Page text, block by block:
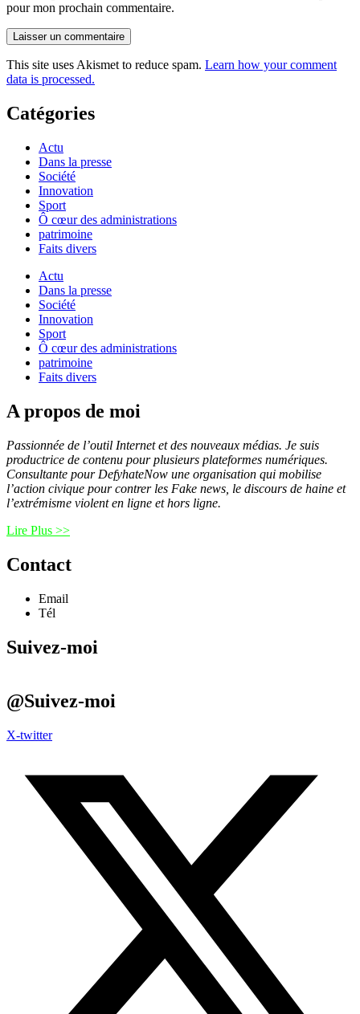
pour mon prochain commentaire.
This site uses Akismet to reduce spam. Learn how your comment
data is processed.
Catégories
Actu
Dans la presse
Société
Innovation
Sport
Ô cœur des administrations
patrimoine
Faits divers
Actu
Dans la presse
Société
Innovation
Sport
Ô cœur des administrations
patrimoine
Faits divers
A propos de moi
Passionnée de l’outil Internet et des nouveaux médias. Je suis
productrice de contenu pour plusieurs plateformes numériques.
Consultante pour DefyhateNow une organisation qui mobilise
l’action civique pour contrer les Fake news, le discours de haine et
l’extrémisme violent en ligne et hors ligne.
Lire Plus >>
Contact
Email
Tél
Suivez-moi
@Suivez-moi
X-twitter